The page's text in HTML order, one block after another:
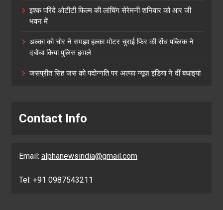
इश्क परिंदे ओटीटी फिल्म की लांचिंग सेरेमनी शनिवार को आर जी
भवन में
अल्का को चोर ने समझा हल्का मोटर चुराई फिर की सेंध पब्लिक ने
दबोचा किया पुलिस हवाले
जसप्रीत सिंह जस को पदोन्नति पर अल्फा न्यूज़ इंडिया ने दीं बधाइयां
Contact Info
Email: alphanewsindia@gmail.com
Tel: +91 0987543211